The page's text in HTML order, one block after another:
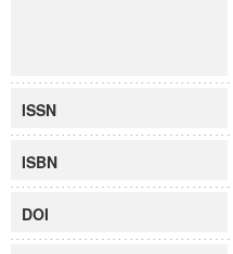
ISSN
ISBN
DOI